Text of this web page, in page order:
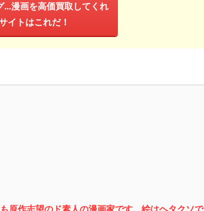
…漫画を高価買取してくれ
イトはこれだ！